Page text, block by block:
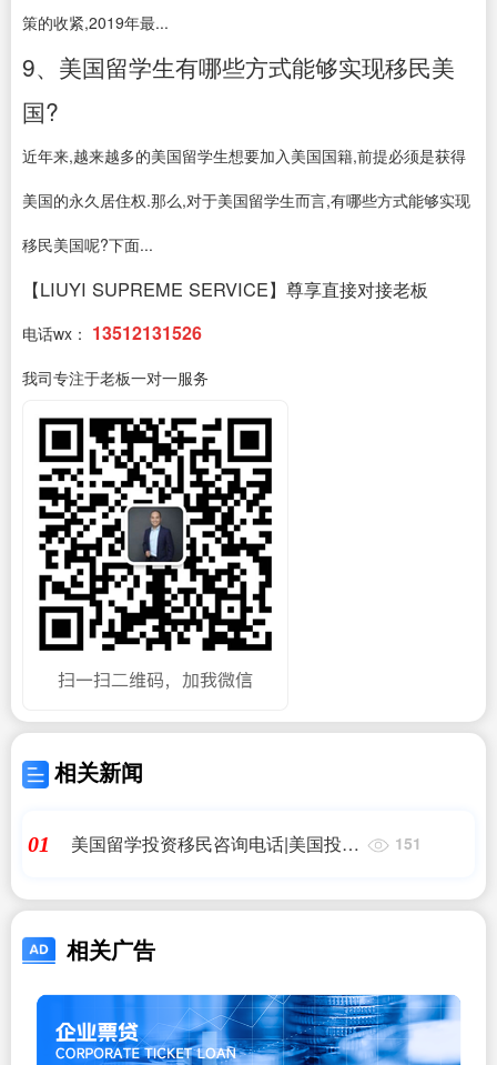
策的收紧,2019年最...
9、美国留学生有哪些方式能够实现移民美
国?
近年来,越来越多的美国留学生想要加入美国国籍,前提必须是获得
美国的永久居住权.那么,对于美国留学生而言,有哪些方式能够实现
移民美国呢?下面...
【LIUYI SUPREME SERVICE】尊享直接对接老板
电话wx： 13512131526
我司专注于老板一对一服务
相关新闻
01
美国留学投资移民咨询电话|美国投资
美国移民_问答
151
相关广告